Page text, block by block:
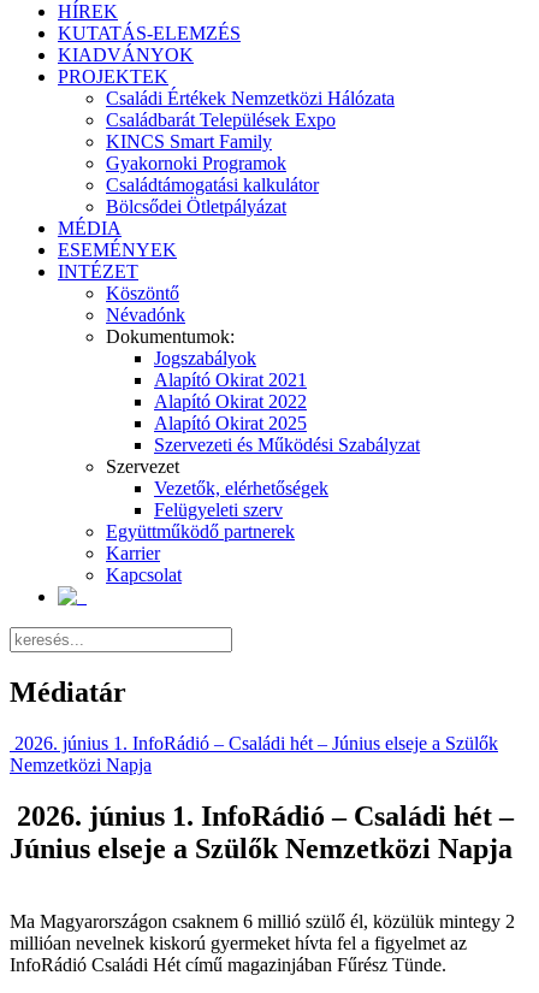
HÍREK
KUTATÁS-ELEMZÉS
KIADVÁNYOK
PROJEKTEK
Családi Értékek Nemzetközi Hálózata
Családbarát Települések Expo
KINCS Smart Family
Gyakornoki Programok
Családtámogatási kalkulátor
Bölcsődei Ötletpályázat
MÉDIA
ESEMÉNYEK
INTÉZET
Köszöntő
Névadónk
Dokumentumok:
Jogszabályok
Alapító Okirat 2021
Alapító Okirat 2022
Alapító Okirat 2025
Szervezeti és Működési Szabályzat
Szervezet
Vezetők, elérhetőségek
Felügyeleti szerv
Együttműködő partnerek
Karrier
Kapcsolat
Médiatár
2026. június 1. InfoRádió – Családi hét – Június elseje a Szülők
Nemzetközi Napja
2026. június 1. InfoRádió – Családi hét –
Június elseje a Szülők Nemzetközi Napja
Ma Magyarországon csaknem 6 millió szülő él, közülük mintegy 2
millióan nevelnek kiskorú gyermeket hívta fel a figyelmet az
InfoRádió Családi Hét című magazinjában Fűrész Tünde.